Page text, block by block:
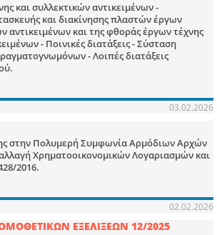
και συλλεκτικών αντικειμένων -
και διακίνησης πλαστών έργων
αντικειμένων και της φθοράς έργων τέχνης
- Ποινικές διατάξεις - Σύσταση
- Λοιπές διατάξεις
03.02.2026
στην Πολυμερή Συμφωνία Αρμόδιων Αρχών
Χρηματοοικονομικών Λογαριασμών και
2016.
02.02.2026
ΕΞΕΛΙΞΕΩΝ 12/2025